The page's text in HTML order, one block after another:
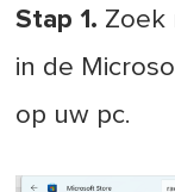
Stap 1. Zoek
in de
op uw pc.